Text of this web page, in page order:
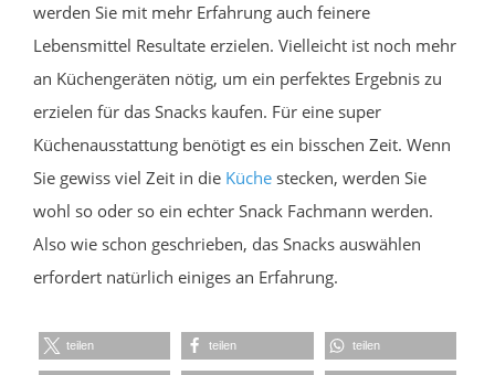
werden Sie mit mehr Erfahrung auch feinere
Lebensmittel Resultate erzielen. Vielleicht ist noch mehr
an Küchengeräten nötig, um ein perfektes Ergebnis zu
erzielen für das Snacks kaufen. Für eine super
Küchenausstattung benötigt es ein bisschen Zeit. Wenn
Sie gewiss viel Zeit in die Küche stecken, werden Sie
wohl so oder so ein echter Snack Fachmann werden.
Also wie schon geschrieben, das Snacks auswählen
erfordert natürlich einiges an Erfahrung.
teilen teilen teilen